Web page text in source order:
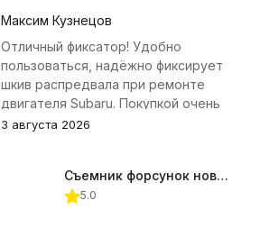
Максим Кузнецов
Отличный фиксатор! Удобно
пользоваться, надёжно фиксирует
шкив распредвала при ремонте
двигателя Subaru. Покупкой очень
доволен.
3 августа 2026
Съемник форсунок новых дизельных двигателей Jonnesway
5.0